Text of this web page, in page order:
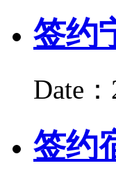
签约
Date
签约